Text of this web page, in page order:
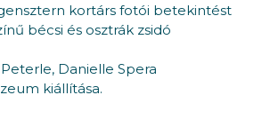
kortárs fotói betekintést
bécsi és osztrák zsidó
Danielle Spera
kiállítása.